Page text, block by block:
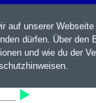
auf unserer
dürfen. Über den
und wie du der
.